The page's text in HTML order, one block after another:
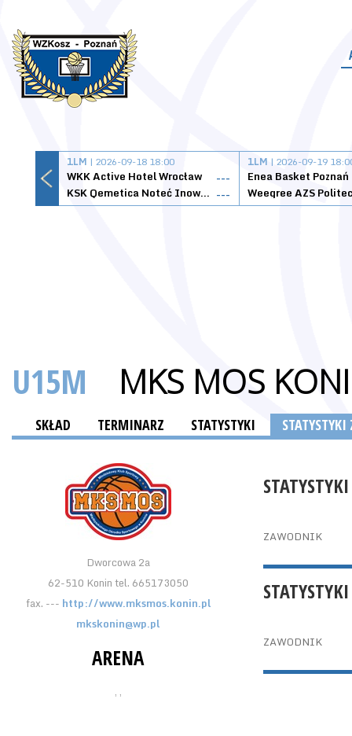
1LM | 2026-09-18 18:00
WKK Active Hotel Wrocław
---
KSK Qemetica Noteć Inowrocław ---
1LM | 2026-09-19
Enea Basket Poznań
U15M MKS MOS
SKŁAD TERMINARZ STATYSTYKI
Dworcowa 2a
62-510 Konin tel. 665173050
fax. --- http://www.mksmos.konin.pl
mkskonin@wp.pl
ARENA
, ,
ZAWODNIK
ZAWODNIK